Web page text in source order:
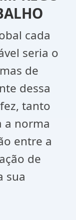
cada
seria o
de
dessa
tanto
a norma
entre a
de
sua